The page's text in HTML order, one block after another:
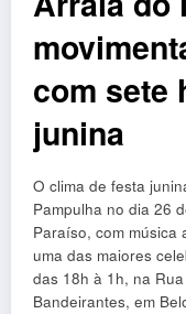
com sete
junina
O clima de festa
Pampulha no dia 26
Paraíso, com música
uma das maiores
das 18h à 1h, na
Bandeirantes, em